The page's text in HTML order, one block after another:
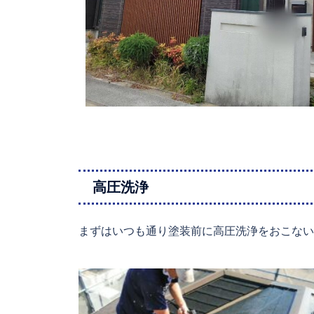
高圧洗浄
まずはいつも通り塗装前に高圧洗浄をおこな